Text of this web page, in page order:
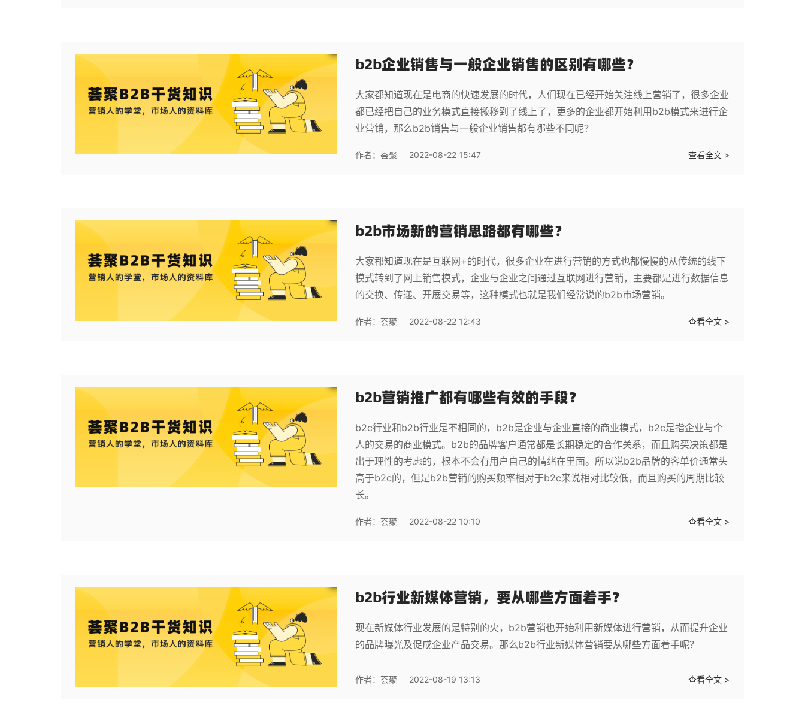
b2b企业销售与一般企业销售的区别有哪些？
大家都知道现在是电商的快速发展的时代，人们现在已经开始关注线上营销了，很多企业
都已经把自己的业务模式直接搬移到了线上了，更多的企业都开始利用b2b模式来进行企
业营销，那么b2b销售与一般企业销售都有哪些不同呢？
作者：荟聚 2022-08-22 15:47 查看全文 >
b2b市场新的营销思路都有哪些？
大家都知道现在是互联网+的时代，很多企业在进行营销的方式也都慢慢的从传统的线下
模式转到了网上销售模式，企业与企业之间通过互联网进行营销，主要都是进行数据信息
的交换、传递、开展交易等，这种模式也就是我们经常说的b2b市场营销。
作者：荟聚 2022-08-22 12:43 查看全文 >
b2b营销推广都有哪些有效的手段？
b2c行业和b2b行业是不相同的，b2b是企业与企业直接的商业模式，b2c是指企业与个
人的交易的商业模式。b2b的品牌客户通常都是长期稳定的合作关系，而且购买决策都是
出于理性的考虑的，根本不会有用户自己的情绪在里面。所以说b2b品牌的客单价通常头
高于b2c的，但是b2b营销的购买频率相对于b2c来说相对比较低，而且购买的周期比较
长。
作者：荟聚 2022-08-22 10:10 查看全文 >
b2b行业新媒体营销，要从哪些方面着手？
现在新媒体行业发展的是特别的火，b2b营销也开始利用新媒体进行营销，从而提升企业
的品牌曝光及促成企业产品交易。那么b2b行业新媒体营销要从哪些方面着手呢？
作者：荟聚 2022-08-19 13:13 查看全文 >